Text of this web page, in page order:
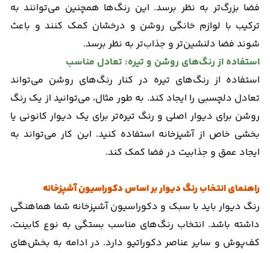
فضا بزرگ‌تر به نظر برسد. این رنگ‌ها همچنین می‌توانند به
ترکیب با لوازم خانگی روشن و درخشان کمک کنند و باعث
شوند فضا دلنشین‌تر و جذاب‌تر به نظر برسد.
استفاده از رنگ‌های روشن و تیره: تعادل مناسب
استفاده از رنگ‌های تیره در کنار رنگ‌های روشن می‌تواند
تعادل دلچسبی را ایجاد کند. به طور مثال، می‌توانید از یک رنگ
روشن برای دیوار اصلی و رنگ تیره‌تر برای یک دیوار کانونی یا
بخشی خاص از آشپزخانه استفاده کنید. این کار می‌تواند به
ایجاد عمق و جذابیت در فضا کمک کند.
راهنمای انتخاب رنگ دیوار بر اساس دکوراسیون آشپزخانه
رنگ دیوار باید با سبک و دکوراسیون آشپزخانه شما هماهنگی
داشته باشد. انتخاب رنگ‌های مناسب بستگی به نوع کابینت،
کف‌پوش و سایر عناصر دکوراتیو دارد. در ادامه به بخش‌های